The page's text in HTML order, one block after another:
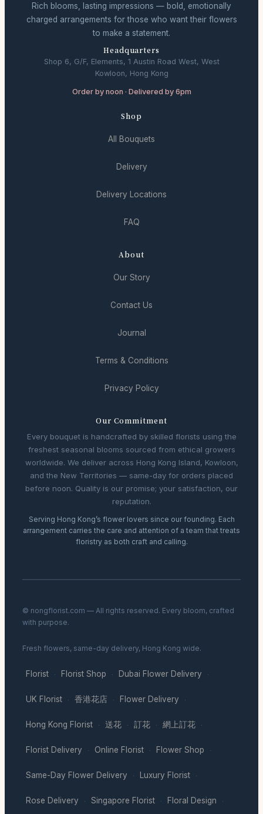
Rich blooms, lasting impressions — bold, emotionally
charged arrangements for those who want their flowers
to make a statement.
Headquarters
Shop 6, G/F, Elements, 1 Austin Road West, West
Kowloon, Hong Kong
Order by noon · Delivered by 6pm
Shop
All Bouquets
Delivery
Delivery Locations
FAQ
About
Our Story
Contact Us
Journal
Terms & Conditions
Privacy Policy
Our Commitment
Every bouquet is handcrafted by skilled florists using the
freshest seasonal blooms sourced from ethical growers
worldwide. We deliver across Hong Kong Island, Kowloon,
and the New Territories — same-day for orders placed
before noon. Quality is our promise; your satisfaction, our
reputation.
Serving Hong Kong’s flower lovers since our founding. Each
arrangement carries the care and attention of a team that treats
floristry as both craft and calling.
© nongflorist.com — All rights reserved. Every bloom, crafted
with purpose.
Fresh flowers, same-day delivery, Hong Kong wide.
Florist · Florist Shop · Dubai Flower Delivery ·
UK Florist · 香港花店 · Flower Delivery ·
Hong Kong Florist · 送花 · 訂花 · 網上訂花 ·
Florist Delivery · Online Florist · Flower Shop ·
Same-Day Flower Delivery · Luxury Florist ·
Rose Delivery · Singapore Florist · Floral Design ·